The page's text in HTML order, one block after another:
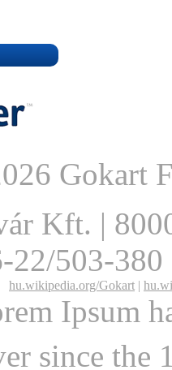
Gokart
Kft. |
22/503-380
hu.wikipedia.org/Gokart |
Ipsum
since the